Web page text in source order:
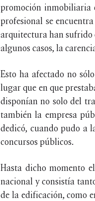
promoción inmobiliaria
profesional se
arquitectura han sufrido
algunos casos, la
Esto ha afectado no
lugar que en que
disponían no solo del
también la empresa
dedicó, cuando pudo a
concursos públicos.
Hasta dicho momento
nacional y consistía
de la edificación, como